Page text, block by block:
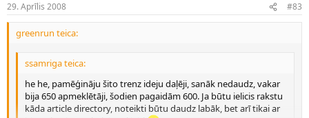
29. Aprīlis 2008 #83
greenrun teica:
ssamriga teica:
he he, pamēģināju šito trenz ideju daļēji, sanāk nedaudz, vakar
bija 650 apmeklētāji, šodien pagaidām 600. Ja būtu ielicis rakstu
kāda article directory, noteikti būtu daudz labāk, bet arī tikai ar